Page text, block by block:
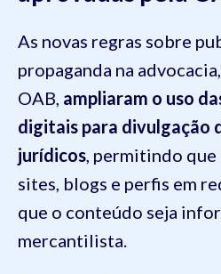
As novas regras sobre
propaganda na
OAB, ampliaram o uso
digitais para divulgação
jurídicos , permitindo
sites, blogs e perfis em
que o conteúdo seja
mercantilista.